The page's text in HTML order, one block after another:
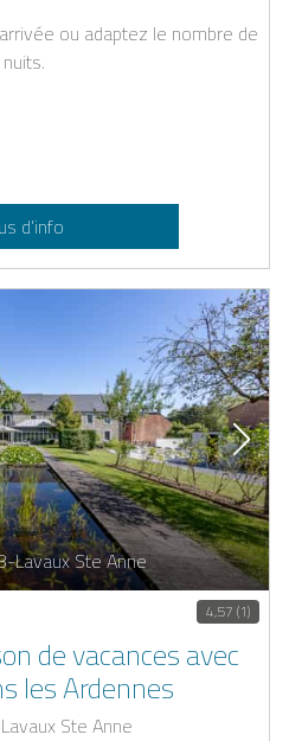
ou adaptez le nombre de
nuits.
d’info
Lavaux Ste Anne
4,57 (1)
de vacances avec
les Ardennes
Ste Anne